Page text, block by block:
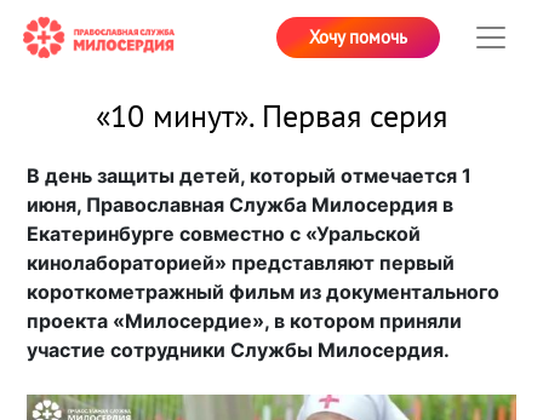
Хочу помочь
«10 минут». Первая серия
В день защиты детей, который отмечается 1
июня, Православная Служба Милосердия в
Екатеринбурге совместно с «Уральской
кинолабораторией» представляют первый
короткометражный фильм из документального
проекта «Милосердие», в котором приняли
участие сотрудники Службы Милосердия.